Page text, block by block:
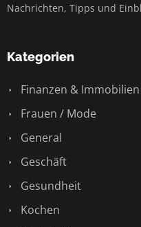
Nachrichten, Tipps und
Kategorien
Finanzen & Immobilien
Frauen / Mode
General
Geschäft
Gesundheit
Kochen